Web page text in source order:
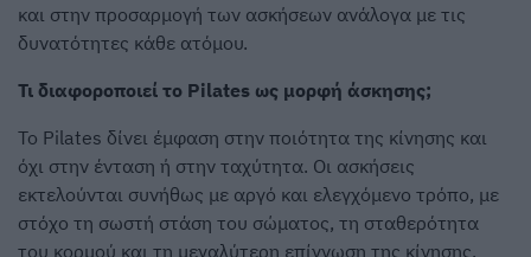
και στην προσαρμογή των ασκήσεων ανάλογα με τις
δυνατότητες κάθε ατόμου.
Τι διαφοροποιεί το Pilates ως μορφή άσκησης;
Το Pilates δίνει έμφαση στην ποιότητα της κίνησης και
όχι στην ένταση ή στην ταχύτητα. Οι ασκήσεις
εκτελούνται συνήθως με αργό και ελεγχόμενο τρόπο, με
στόχο τη σωστή στάση του σώματος, τη σταθερότητα
του κορμού και τη μεγαλύτερη επίγνωση της κίνησης.